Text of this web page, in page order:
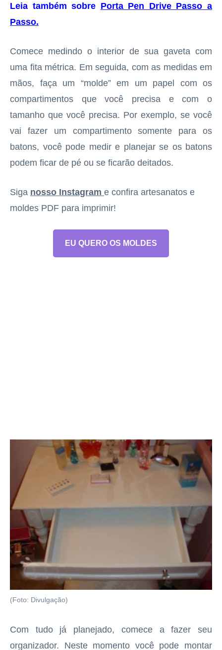
Leia também sobre Porta Pen Drive Passo a
Passo.
Comece medindo o interior de sua gaveta com
uma fita métrica. Em seguida, com as medidas em
mãos, faça um “molde” em um papel com os
compartimentos que você precisa e com o
tamanho que você precisa. Por exemplo, se você
vai fazer um compartimento somente para os
batons, você pode medir e planejar se os batons
podem ficar de pé ou se ficarão deitados.
Siga nosso Instagram e confira artesanatos e
moldes PDF para imprimir!
EU QUERO OS MOLDES
(Foto: Divulgação)
Com tudo já planejado, comece a fazer seu
organizador. Neste momento você pode montar